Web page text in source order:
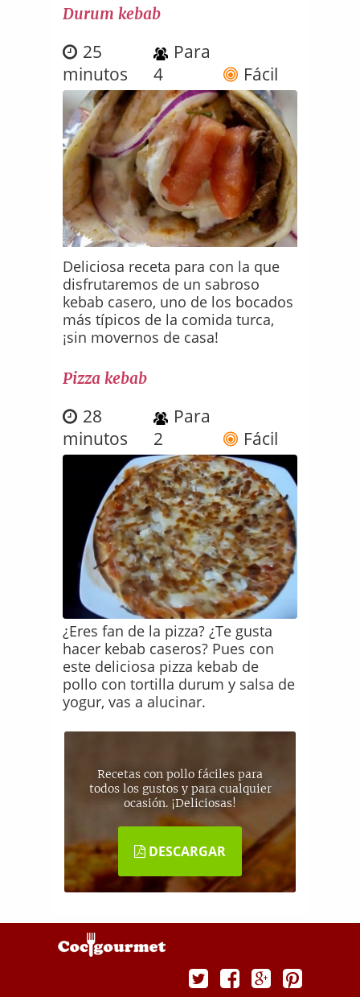
Durum kebab
25
minutos
Para
4
Fácil
Deliciosa receta para con la que
disfrutaremos de un sabroso
kebab casero, uno de los bocados
más típicos de la comida turca,
¡sin movernos de casa!
Pizza kebab
28
minutos
Para
2
Fácil
¿Eres fan de la pizza? ¿Te gusta
hacer kebab caseros? Pues con
este deliciosa pizza kebab de
pollo con tortilla durum y salsa de
yogur, vas a alucinar.
Recetas con pollo fáciles para
todos los gustos y para cualquier
ocasión. ¡Deliciosas!
DESCARGAR